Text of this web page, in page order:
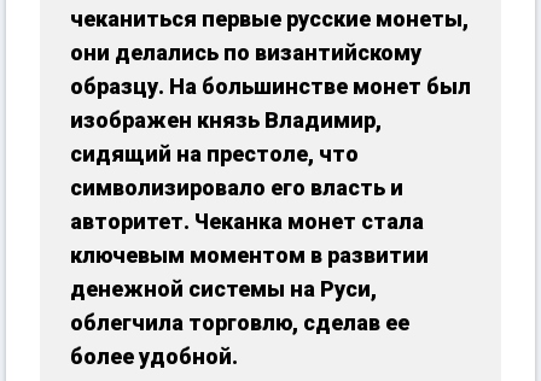
чеканиться первые русские монеты,
они делались по византийскому
образцу. На большинстве монет был
изображен князь Владимир,
сидящий на престоле, что
символизировало его власть и
авторитет. Чеканка монет стала
ключевым моментом в развитии
денежной системы на Руси,
облегчила торговлю, сделав ее
более удобной.